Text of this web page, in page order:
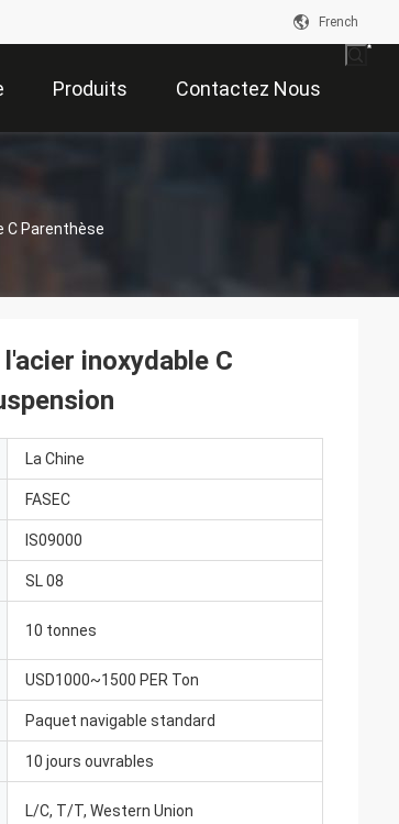
French
Produits Contactez Nous
C Parenthèse
inoxydable C
La Chine
FASEC
IS09000
SL 08
10 tonnes
USD1000~1500 PER Ton
Paquet navigable standard
10 jours ouvrables
L/C, T/T, Western Union